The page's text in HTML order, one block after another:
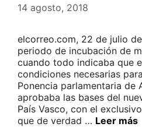
14 agosto, 2018
elcorreo.com, 22 de julio
periodo de incubación de
cuando todo indicaba que
condiciones necesarias
Ponencia parlamentaria de
aprobaba las bases del
País Vasco, con el
que de verdad … Leer más